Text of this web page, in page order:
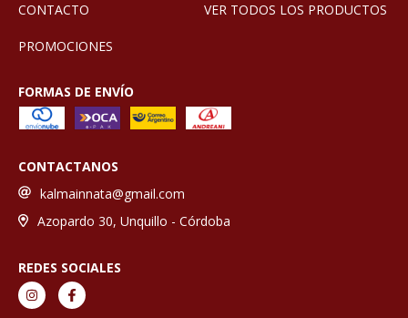
CONTACTO
VER TODOS LOS PRODUCTOS
PROMOCIONES
FORMAS DE ENVÍO
CONTACTANOS
kalmainnata@gmail.com
Azopardo 30, Unquillo - Córdoba
REDES SOCIALES